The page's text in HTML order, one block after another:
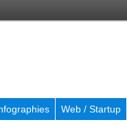
Web / Startup